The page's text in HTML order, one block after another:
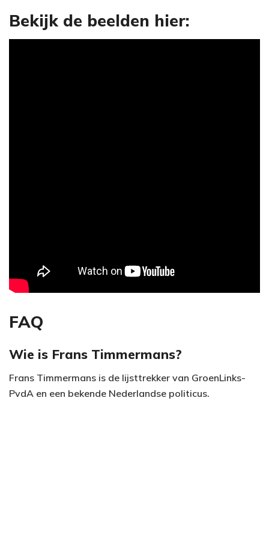
Bekijk de beelden hier:
FAQ
Wie is Frans Timmermans?
Frans Timmermans is de lijsttrekker van GroenLinks-
PvdA en een bekende Nederlandse politicus.